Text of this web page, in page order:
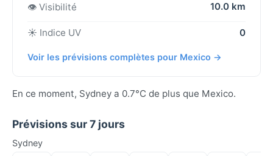
👁️ Visibilité 10.0 km
☀️ Indice UV 0
Voir les prévisions complètes pour Mexico →
En ce moment, Sydney a 0.7°C de plus que Mexico.
Prévisions sur 7 jours
Sydney